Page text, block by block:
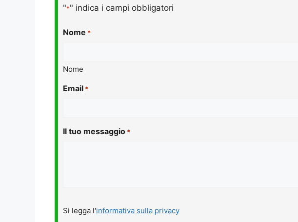
"*" indica i campi obbligatori
Nome *
Nome
Email *
Il tuo messaggio *
legga
Si legga l'informativa sulla privacy